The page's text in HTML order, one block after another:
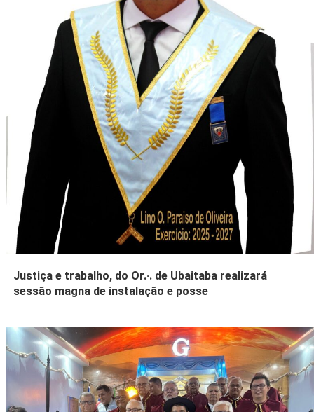
Justiça e trabalho, do Or.·. de Ubaitaba realizará
sessão magna de instalação e posse